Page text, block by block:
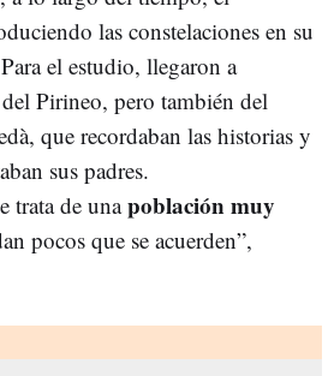
las constelaciones en su
el estudio, llegaron a
Pirineo, pero también del
que recordaban las historias y
sus padres.
trata de unapoblación muy
pocos que se acuerden”,